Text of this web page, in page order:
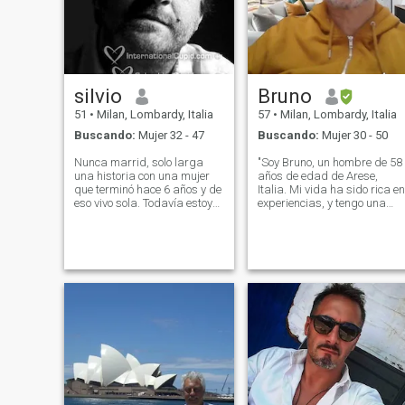
no soy rico, no soy rico.
encantado de responder a
sus preguntas Buena
investigación para ustedes
también que me están
silvio
51 • Milan, Lombardy, Italia
Buscando: Mujer 32 - 47
Nunca marrid, solo larga
una historia con una mujer
que terminó hace 6 años y de
eso vivo sola. Todavía estoy
escribes? ¿Por qué estás
interesado en mí? Soy
solo te pido que tengas claro
cómo quieres organizarte:
¿Quieres llevarlos contigo?
¿Tus hijos están bien para
Bruno
57 • Milan, Lombardy, Italia
Buscando: Mujer 30 - 50
"Soy Bruno, un hombre de 58
años de edad de Arese,
Italia. Mi vida ha sido rica en
experiencias, y tengo una
que me rodean con mi
cámara. Tengo una hija de
18 años que estudia moda y
está creciendo con amor en
mi corazón. En mi tiempo
libre, disfruto sumergirme en
la cocina italiana,
experimentando con nuevas
recetas y organizando cenas
para amigos y familiares.